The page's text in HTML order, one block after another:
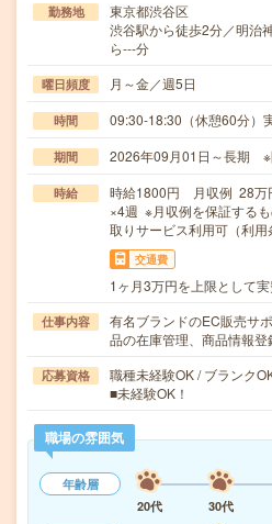
勤務地
東京都渋谷区
渋谷駅から徒歩2分／明治
ら---分
曜日頻度 月～金／週5日
時間 09:30-18:30（休憩60分）
期間 2026年09月01日～長期
時給
時給1800円 月収例 28万
×4週 ※月収例を保証する
取りサービス利用可（利用
交通費
1ヶ月3万円を上限として
仕事内容
有名ブランドのEC販売サ
品の在庫管理、商品情報
応募資格
職種未経験OK / ブランク
■未経験OK！
職場の雰囲気
年齢層
20代
30代